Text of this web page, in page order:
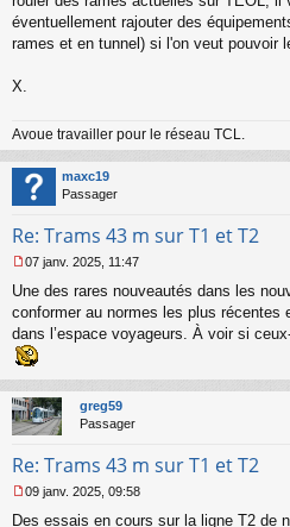
éventuellement rajouter des
rames et en tunnel) si l'on veut pouvoir
X.
Avoue travailler pour le réseau TCL.
maxc19
Passager
Re: Trams 43 m sur T1 et T2
e
s
s
a
g
e
n
o
n
u
07 janv. 2025, 11:47
Une des rares nouveautés dans les
conformer au normes les plus récentes
dans l’espace voyageurs. À voir si
greg59
Passager
Re: Trams 43 m sur T1 et T2
e
09 janv. 2025, 09:58
Des essais en cours sur la ligne T2 de